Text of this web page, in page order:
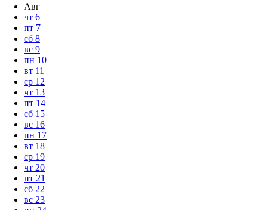
Авг
чт 6
пт 7
сб 8
вс 9
пн 10
вт 11
ср 12
чт 13
пт 14
сб 15
вс 16
пн 17
вт 18
ср 19
чт 20
пт 21
сб 22
вс 23